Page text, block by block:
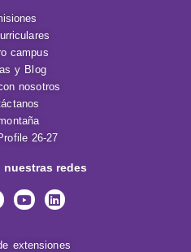
campus
y Blog
nosotros
26-27
nuestras redes
extensiones